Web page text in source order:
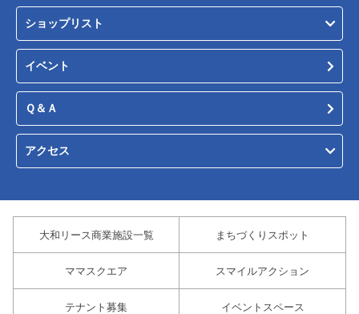
ショップリスト
イベント
Ｑ＆Ａ
アクセス
大和リース商業施設一覧 まちづくりスポット
ママスクエア スマイルアクション
テナント募集 イベントスペース